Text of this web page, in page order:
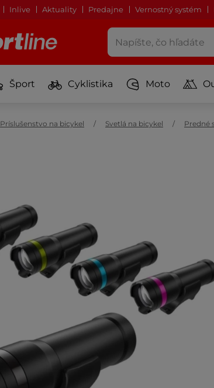
Inlive Aktuality Predajne Vernostný systém
Šport Cyklistika Moto
Príslušenstvo na bicykel Svetlá na bicykel Predné